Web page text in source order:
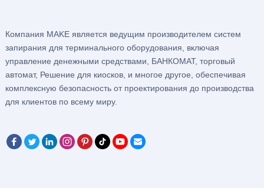
Компания MAKE является ведущим производителем систем
запирания для терминального оборудования, включая
управление денежными средствами, БАНКОМАТ, торговый
автомат, Решение для киосков, и многое другое, обеспечивая
комплексную безопасность от проектирования до производства
для клиентов по всему миру.